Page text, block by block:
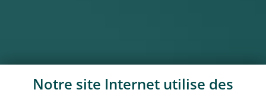
Notre site Internet utilise des